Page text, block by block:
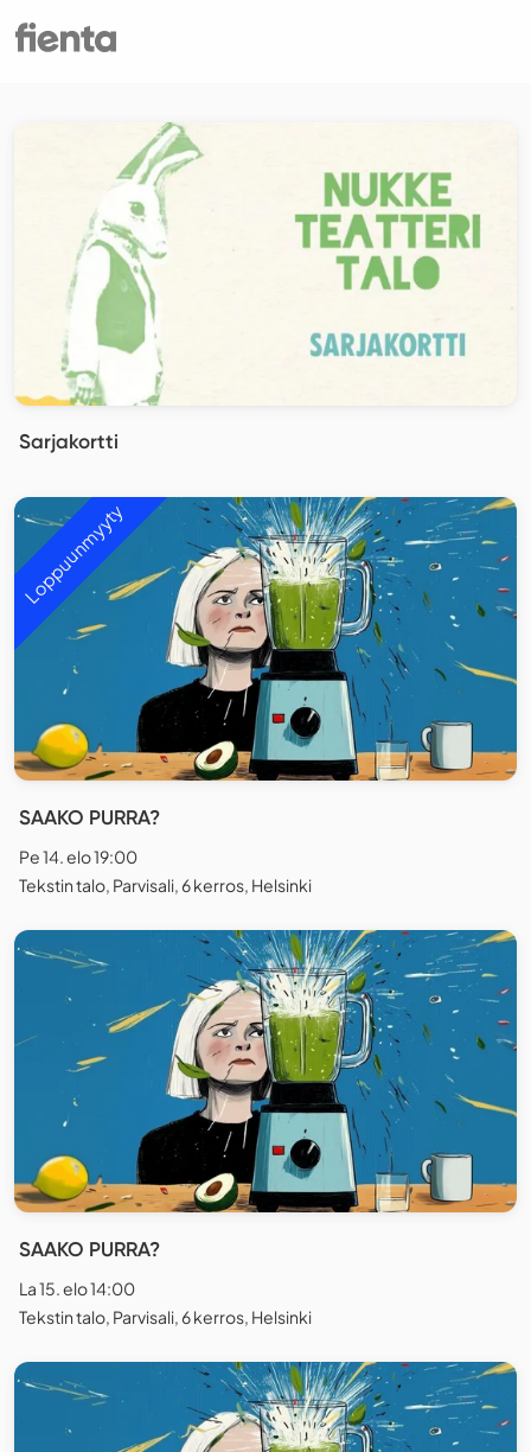
Sarjakortti
Loppuunmyyty
SAAKO PURRA?
Pe 14. elo 19:00
Tekstin talo, Parvisali, 6 kerros, Helsinki
SAAKO PURRA?
La 15. elo 14:00
Tekstin talo, Parvisali, 6 kerros, Helsinki